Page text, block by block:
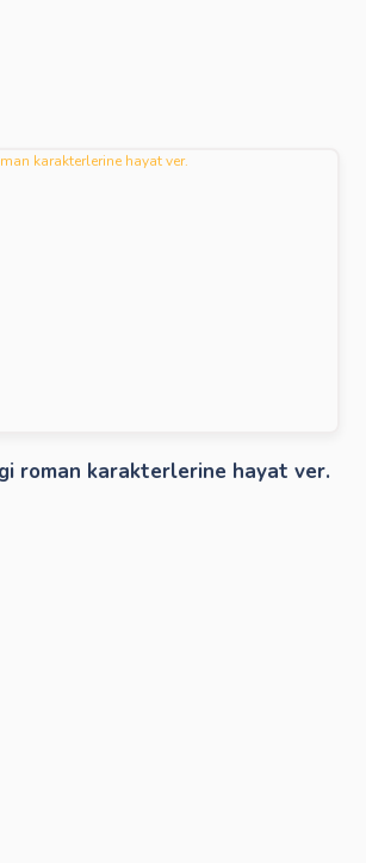
roman karakterlerine hayat ver.